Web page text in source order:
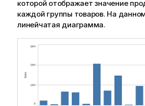
которой отображает значение
каждой группы товаров. На
линейчатая диаграмма.